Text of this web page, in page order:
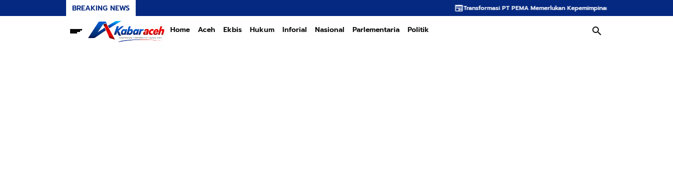
BREAKING NEWS Transformasi PT PEMA Memerlukan Kepemimpinan Strategis, Dr. Said Mulyadi Dinilai
Home Aceh Ekbis Hukum Inforial Nasional Parlementaria Politik